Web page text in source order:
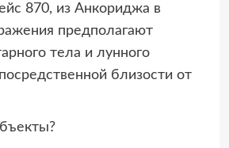
870, из Анкориджа в
предполагают
тела и лунного
близости от